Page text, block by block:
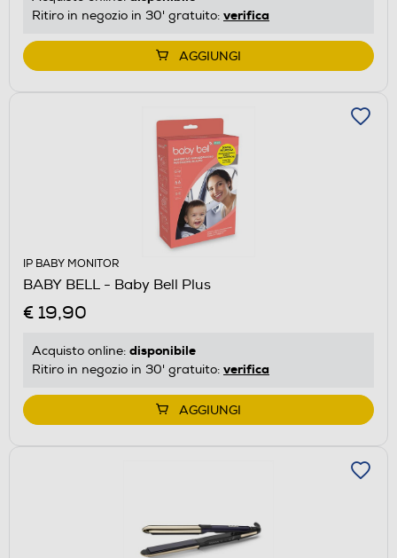
Ritiro in negozio in 30' gratuito: verifica
AGGIUNGI
IP BABY MONITOR
BABY BELL - Baby Bell Plus
€ 19,90
Acquisto online: disponibile
Ritiro in negozio in 30' gratuito: verifica
AGGIUNGI